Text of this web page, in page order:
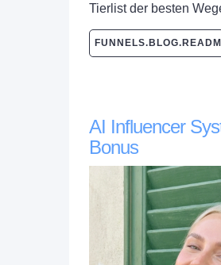
Tierlist der besten
AI Influencer
Bonus